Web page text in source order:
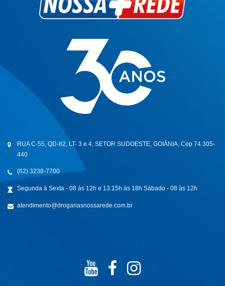
RUA C-55, QD-82, LT- 3 e 4, SETOR SUDOESTE, GOIÂNIA, Cep 74.305-
440
(62) 3238-7700
Segunda à Sexta - 08 às 12h e 13:15h às 18h Sábado - 08 às 12h
atendimento@drogariasnossarede.com.br